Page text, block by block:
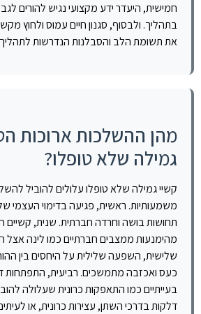
חמישית, היעדר ידע מקצועי נגיש להורים
בתהליך. ולבסוף, סגנון חיים עמוס ולחוץ
את תשומת הלב והסבלנות הנדרשות
מהן ההשלכות ארוכות
גמילה שלא טופלו?
קשיי גמילה שלא טופלו עלולים להוביל
משמעותיות. ראשית, פגיעה בדימוי העצמי
תחושות בושה וחרדה חברתית. שנית, קשיים
מהימנעות ממצבים חברתיים כמו לינה אצל
שלישית, השפעה שלילית על היחסים בין
כעס ואכזבה מתמשכים. רביעית, התפתחות
בעייתיים כמו התאפקות כרונית שעלולה
דלקות בדרכי השתן, עצירות כרונית, או